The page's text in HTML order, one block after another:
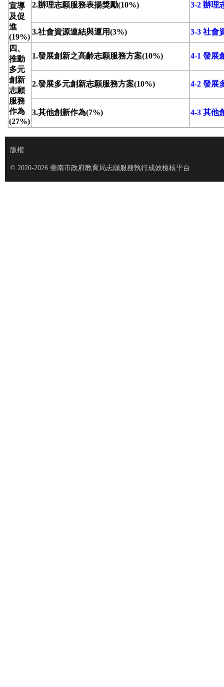
宣導
及促
進
(19%)
2.辦理志願服務表揚獎勵(10%) 3-2 辦理
3.社會資源連結與運用(3%)
3-3 社會
四、
推動
多元
創新
志願
服務
作為
(27%)
1.發展創新之高齡志願服務方案(10%) 4-1 發展
2.發展多元創新志願服務方案(10%) 4-2 發展
3.其他創新作為(7%) 4-3 其他
版權
© 2020-2026 臺南市政府教育局志願服務執行成效檢核平台